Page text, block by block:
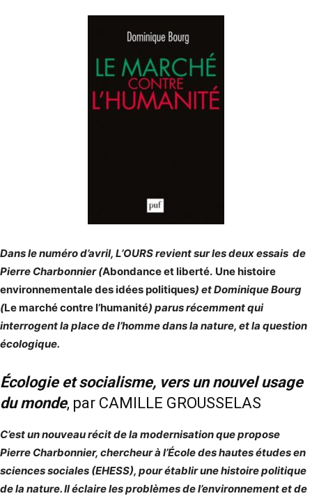
Dans le numéro d’avril, L’OURS revient sur les deux essais de
Pierre Charbonnier (Abondance et liberté. Une histoire
environnementale des idées politiques) et Dominique Bourg
(Le marché contre l’humanité) parus récemment qui
interrogent la place de l’homme dans la nature, et la question
écologique.
Écologie et socialisme, vers un nouvel usage
du monde, par CAMILLE GROUSSELAS
C’est un nouveau récit de la modernisation que propose
Pierre Charbonnier, chercheur à l’École des hautes études en
sciences sociales (EHESS), pour établir une histoire politique
de la nature. Il éclaire les problèmes de l’environnement et de